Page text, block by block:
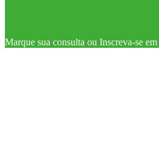
Marque sua consulta ou Inscreva-se